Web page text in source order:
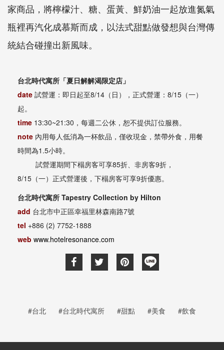
家商品，將檸檬汁、糖、蛋黃、鮮奶油一起放進氮氣
瓶裡再汽化成慕斯而成，以法式甜點做發想與台灣傳
統結合碰撞出新風味。
台北時代寓所「夏日解解渴限定店」
date 試營運：即日起至8/14（日），正式營運：8/15（一）
起。
time 13:30~21:30，每週二公休，恕不提供訂位服務。
note 內用每人低消為一杯飲品，僅收現金，禁帶外食，用餐
時間為1.5小時。
試營運期間下榻房客可享85折、非房客9折，
8/15（一）正式營運後，下榻房客可享9折優惠。
台北時代寓所 Tapestry Collection by Hilton
add 台北市中正區幸福里林森南路7號
tel +886 (2) 7752-1888
web www.hotelresonance.com
#台北 #台北時代寓所 #甜點 #美食 #飲食